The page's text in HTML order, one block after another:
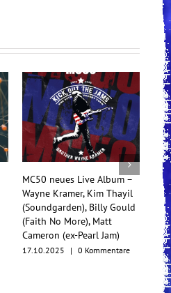
MC50 neues Live Album –
Wayne Kramer, Kim Thayil
(Soundgarden), Billy Gould
(Faith No More), Matt
Cameron (ex-Pearl Jam)
17.10.2025 | 0 Kommentare